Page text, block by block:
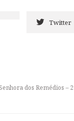
Twitter
dos Remédios –